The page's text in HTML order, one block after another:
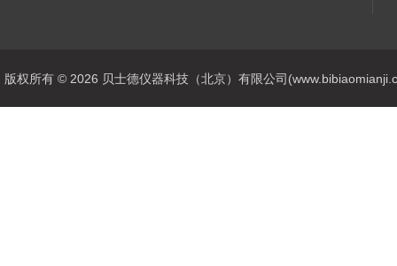
版权所有 © 2026 贝士德仪器科技（北京）有限公司